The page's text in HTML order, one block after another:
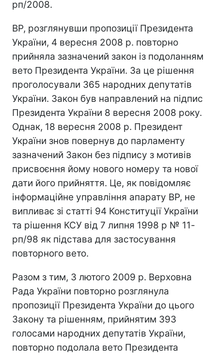
рп/2008.
ВР, розглянувши пропозиції Президента
України, 4 вересня 2008 р. повторно
прийняла зазначений закон із подоланням
вето Президента України. За це рішення
проголосували 365 народних депутатів
України. Закон був направлений на підпис
Президента України 8 вересня 2008 року.
Однак, 18 вересня 2008 р. Президент
України знов повернув до парламенту
зазначений Закон без підпису з мотивів
присвоєння йому нового номеру та нової
дати його прийняття. Це, як повідомляє
інформаційне управління апарату ВР, не
випливає зі статті 94 Конституції України
та рішення КСУ від 7 липня 1998 р № 11-
рп/98 як підстава для застосування
повторного вето.
Разом з тим, 3 лютого 2009 р. Верховна
Рада України повторно розглянула
пропозиції Президента України до цього
Закону та рішенням, прийнятим 393
голосами народних депутатів України,
повторно подолала вето Президента